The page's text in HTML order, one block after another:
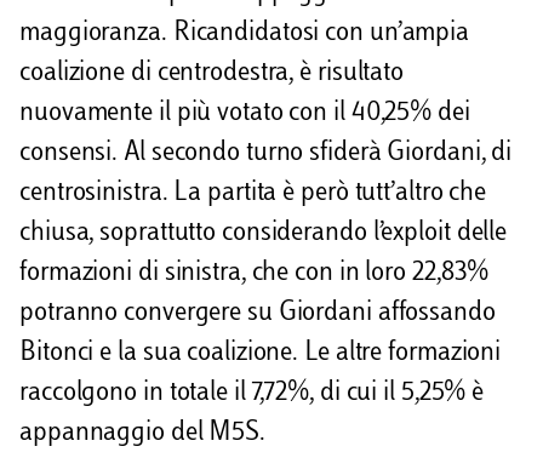
maggioranza. Ricandidatosi con un’ampia
coalizione di centrodestra, è risultato
nuovamente il più votato con il 40,25% dei
consensi. Al secondo turno sfiderà Giordani, di
centrosinistra. La partita è però tutt’altro che
chiusa, soprattutto considerando l’exploit delle
formazioni di sinistra, che con in loro 22,83%
potranno convergere su Giordani affossando
Bitonci e la sua coalizione. Le altre formazioni
raccolgono in totale il 7,72%, di cui il 5,25% è
appannaggio del M5S.